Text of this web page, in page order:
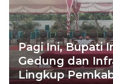
Pagi Ini, Bupati
Gedung dan
Lingkup